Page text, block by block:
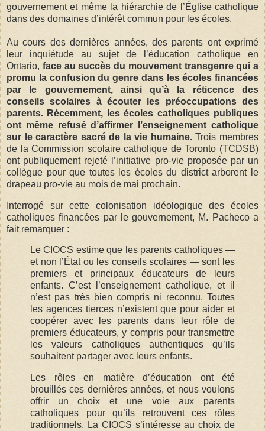
gouvernement et même la hiérarchie de l’Église catholique
dans des domaines d’intérêt commun pour les écoles.
Au cours des dernières années, des parents ont exprimé
leur inquiétude au sujet de l’éducation catholique en
Ontario, face au succès du mouvement transgenre qui a
promu la confusion du genre dans les écoles financées
par le gouvernement, ainsi qu’à la réticence des
conseils scolaires à écouter les préoccupations des
parents. Récemment, les écoles catholiques publiques
ont même refusé d’affirmer l’enseignement catholique
sur le caractère sacré de la vie humaine.Trois membres
de la Commission scolaire catholique de Toronto (TCDSB)
ont publiquement rejeté l’initiative pro-vie proposée par un
collègue pour que toutes les écoles du district arborent le
drapeau pro-vie au mois de mai prochain.
Interrogé sur cette colonisation idéologique des écoles
catholiques financées par le gouvernement, M. Pacheco a
fait remarquer :
Le CIOCS estime que les parents catholiques —
et non l’État ou les conseils scolaires — sont les
premiers et principaux éducateurs de leurs
enfants. C’est l’enseignement catholique, et il
n’est pas très bien compris ni reconnu. Toutes
les agences tierces n’existent que pour aider et
coopérer avec les parents dans leur rôle de
premiers éducateurs, y compris pour transmettre
les valeurs catholiques authentiques qu’ils
souhaitent partager avec leurs enfants.
Les rôles en matière d’éducation ont été
brouillés ces dernières années, et nous voulons
offrir un choix et une voie aux parents
catholiques pour qu’ils retrouvent ces rôles
traditionnels. La CIOCS s’intéresse au choix de